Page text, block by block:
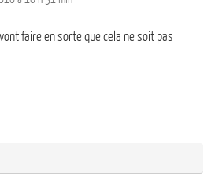
faire en sorte que cela ne soit pas